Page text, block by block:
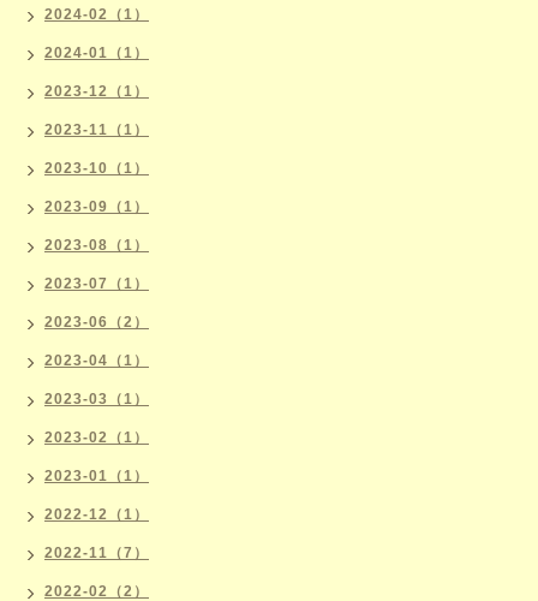
2024-02（1）
2024-01（1）
2023-12（1）
2023-11（1）
2023-10（1）
2023-09（1）
2023-08（1）
2023-07（1）
2023-06（2）
2023-04（1）
2023-03（1）
2023-02（1）
2023-01（1）
2022-12（1）
2022-11（7）
2022-02（2）